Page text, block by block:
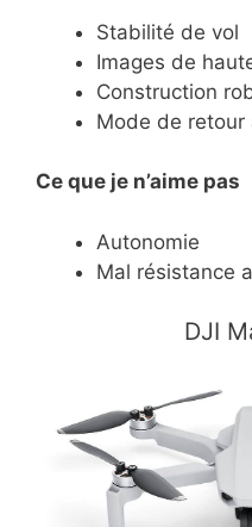
Stabilité de vol
Images de
Construction
Mode de retour
Ce que je n’aime pas
Autonomie
Mal résistance
​DJI